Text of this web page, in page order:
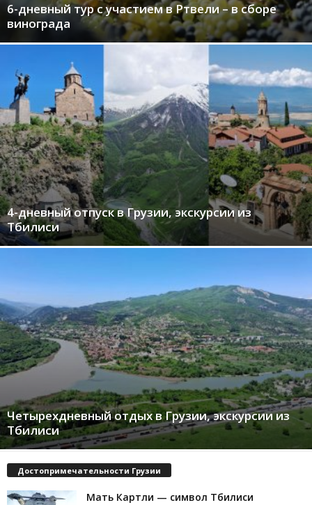
6-дневный тур с участием в Ртвели – в сборе
винограда
4-дневный отпуск в Грузии, экскурсии из
Тбилиси
Четырехдневный отдых в Грузии, экскурсии из
Тбилиси
Достопримечательности Грузии
Мать Картли — символ Тбилиси